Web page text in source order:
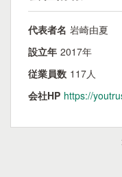
代表者名 岩崎由夏
設立年 2017年
従業員数 117人
会社HP https://